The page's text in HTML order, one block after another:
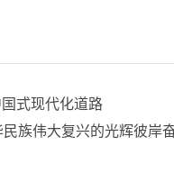
式现代化道路
族伟大复兴的光辉彼岸